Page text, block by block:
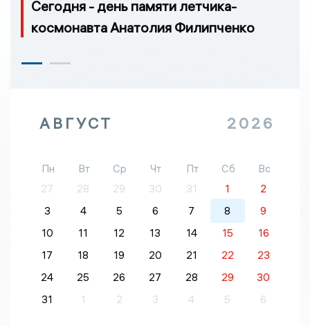
Сегодня - день памяти летчика-
космонавта Анатолия Филипченко
АВГУСТ 2026
Пн Вт Ср Чт Пт Сб
Вс
27
28 29 30 31 1
2
3
4 5 6 7 8
9
10
11 12 13 14 15
16
17
18 19 20 21 22
23
24
25 26 27 28 29
30
31
1 2 3 4 5 6